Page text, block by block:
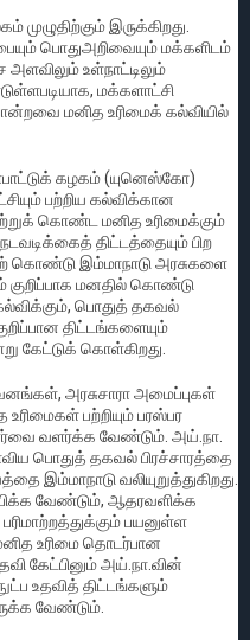
முழுதிற்கும் இருக்கிறது.
பொதுஅறிவையும் மக்களிடம்
உள்நாட்டிலும்
மக்களாட்சி
மனித உரிமைக் கல்வியில்
கழகம் (யுனெஸ்கோ)
பற்றிய கல்விக்கான
கொண்ட மனித உரிமைக்கும்
திட்டத்தையும் பிற
கொண்டு இம்மாநாடு அரசுகளை
குறிப்பாக மனதில் கொண்டு
பொதுத் தகவல்
திட்டங்களையும்
கேட்டுக் கொள்கிறது.
அரசுசாரா அமைப்புகள்
பற்றியும் பரஸ்பர
வளர்க்க வேண்டும். அய்.நா.
பொதுத் தகவல் பிரச்சாரத்தை
இம்மாநாடு வலியுறுத்துகிறது.
வேண்டும், ஆதரவளிக்க
பயனுள்ள
உரிமை தொடர்பான
கேட்பினும் அய்.நா.வின்
உதவித் திட்டங்களும்
வேண்டும்.